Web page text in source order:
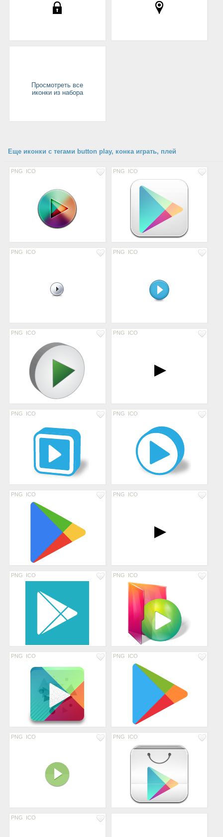
Просмотреть все
иконки из набора
Еще иконки с тегами button play, конка играть, плей
PNG ICO PNG ICO
PNG ICO PNG ICO
PNG ICO PNG ICO
PNG ICO PNG ICO
PNG ICO PNG ICO
PNG ICO PNG ICO
PNG ICO PNG ICO
PNG ICO PNG ICO
PNG ICO